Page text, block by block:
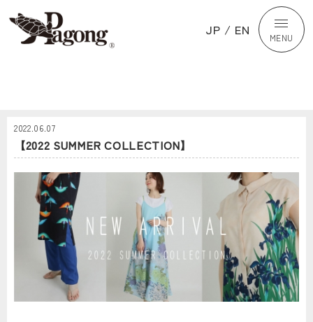
JP / EN MENU
2022.06.07
【2022 SUMMER COLLECTION】